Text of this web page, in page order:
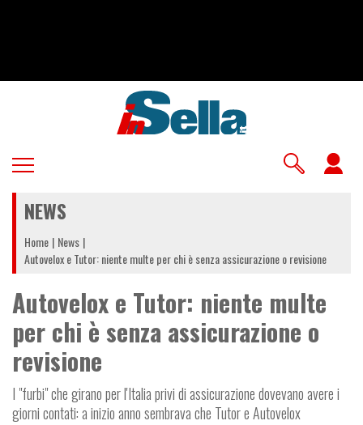
NEWS
Home News
Autovelox e Tutor: niente multe per chi è senza assicurazione o revisione
Autovelox e Tutor: niente multe
per chi è senza assicurazione o
revisione
I "furbi" che girano per l'Italia privi di assicurazione dovevano avere i
giorni contati: a inizio anno sembrava che Tutor e Autovelox